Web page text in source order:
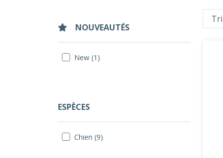
NOUVEAUTÉS
New (1)
ESPÈCES
Chien (9)